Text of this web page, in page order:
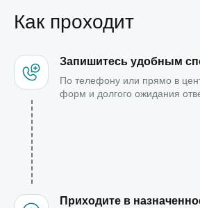
Как проходит
Запишитесь удобным
По телефону или прямо в
форм и долгого ожидания
Приходите в